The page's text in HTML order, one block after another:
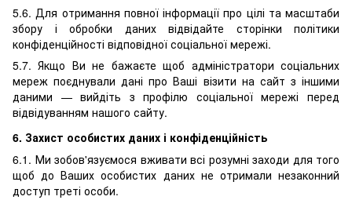
5.6. Для отримання повної інформації про цілі та масштаби
збору і обробки даних відвідайте сторінки політики
конфіденційності відповідної соціальної мережі.
5.7. Якщо Ви не бажаєте щоб адміністратори соціальних
мереж поєднували дані про Ваші візити на сайт з іншими
даними — вийдіть з профілю соціальної мережі перед
відвідуванням нашого сайту.
6. Захист особистих даних і конфіденційність
6.1. Ми зобов'язуємося вживати всі розумні заходи для того
щоб до Ваших особистих даних не отримали незаконний
доступ треті особи.